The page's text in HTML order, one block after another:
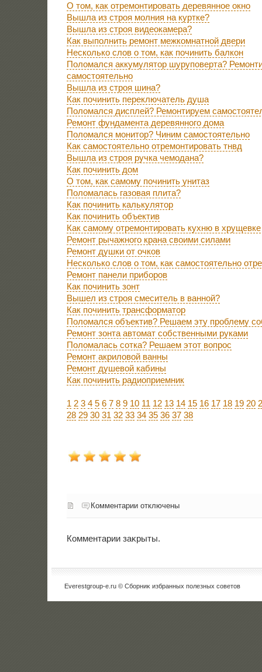
О том, как отремонтировать деревянное окно
Вышла из строя молния на куртке?
Вышла из строя видеокамера?
Как выполнить ремонт межкомнатной двери
Несколько слов о том, как починить балкон
Поломался аккумулятор шуруповерта?
самостоятельно
Вышла из строя шина?
Как починить переключатель душа
Поломался дисплей? Ремонтируем
Ремонт фундамента деревянного дома
Поломался монитор? Чиним самостоятельно
Как самостоятельно отремонтировать тнвд
Вышла из строя ручка чемодана?
Как починить дом
О том, как самому починить унитаз
Поломалась газовая плита?
Как починить калькулятор
Как починить объектив
Как самому отремонтировать кухню в хрущевке
Ремонт рычажного крана своими силами
Ремонт душки от очков
Несколько слов о том, как самостоятельно
Ремонт панели приборов
Как починить зонт
Вышел из строя смеситель в ванной?
Как починить трансформатор
Поломался объектив? Решаем эту проблему
Ремонт зонта автомат собственными руками
Поломалась сотка? Решаем этот вопрос
Ремонт акриловой ванны
Ремонт душевой кабины
Как починить радиоприемник
1 2 3 4 5 6 7 8 9 10 11 12 13 14 15 16 17 18 19 20
28 29 30 31 32 33 34 35 36 37 38
Комментарии отключены
Комментарии заκрыты.
Everestgroup-e.ru © Сборниκ избранных полезных советοв